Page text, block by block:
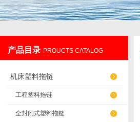
产品目录 PROUCTS CATALOG
机床塑料拖链
工程塑料拖链
全封闭式塑料拖链